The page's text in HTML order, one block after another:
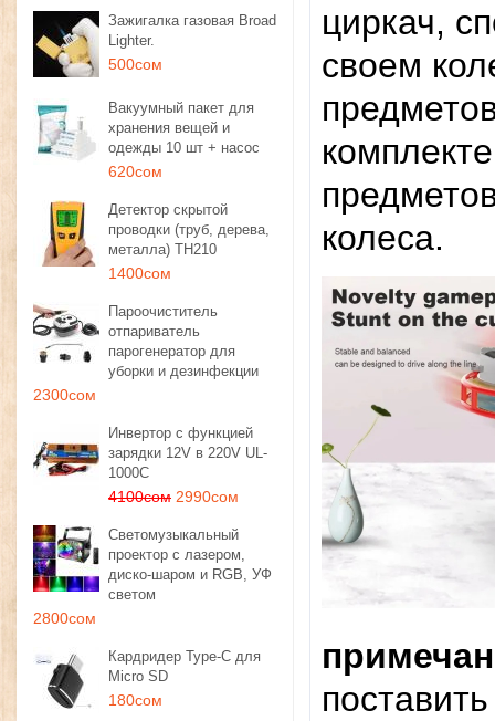
Зажигалка газовая Broad
Lighter.
500сом
Вакуумный пакет для
хранения вещей и
одежды 10 шт + насос
620сом
Детектор скрытой
проводки (труб, дерева,
металла) TH210
1400сом
Пароочиститель
отпариватель
парогенератор для
уборки и дезинфекции
2300сом
Инвертор с функцией
зарядки 12V в 220V UL-
1000C
4100сом 2990сом
Светомузыкальный
проектор с лазером,
диско-шаром и RGB, УФ
светом
2800сом
Кардридер Type-C для
Micro SD
180сом
циркач,
своем
колеса.